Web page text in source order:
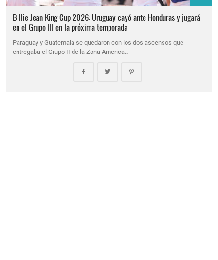
Billie Jean King Cup 2026: Uruguay cayó ante Honduras y jugará
en el Grupo III en la próxima temporada
Paraguay y Guatemala se quedaron con los dos ascensos que
entregaba el Grupo II de la Zona America…